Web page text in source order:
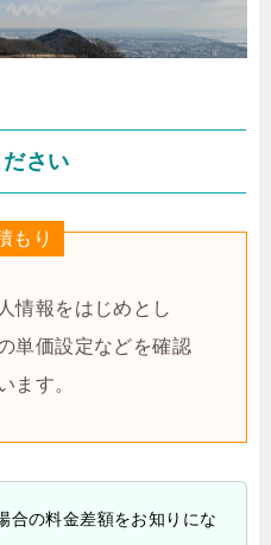
さい
もり
情報をはじめとし
単価設定などを確認
ます。
合の料金差額をお知りにな